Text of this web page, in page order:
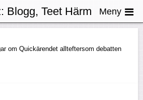
om Quickärendet allteftersom debatten
Blogg, Teet Härm Meny